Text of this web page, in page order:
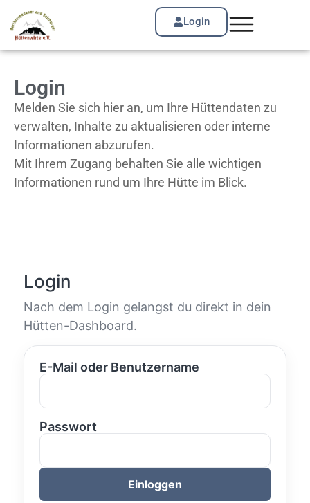
Login
Login
Melden Sie sich hier an, um Ihre Hüttendaten zu
verwalten, Inhalte zu aktualisieren oder interne
Informationen abzurufen.
Mit Ihrem Zugang behalten Sie alle wichtigen
Informationen rund um Ihre Hütte im Blick.
Login
Nach dem Login gelangst du direkt in dein
Hütten-Dashboard.
E-Mail oder Benutzername
Passwort
Einloggen